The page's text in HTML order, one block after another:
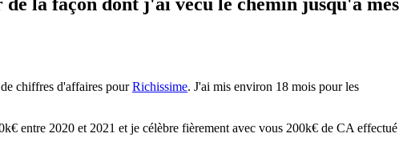
chiffres d'affaires pourRichissime. J'ai mis environ 18 mois pour les
entre 2020 et 2021 et je célèbre fièrement avec vous 200k€ de CA effectué